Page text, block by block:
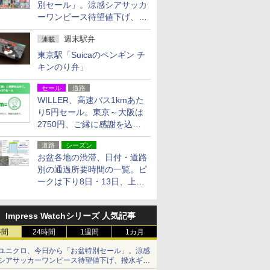
別セール」。涼感シアサッカ
ーワンピース待望値下げ、撥
水ギアショーツは1990円に
連載 週末駅弁
東京駅「Suicaのペンギン チ
キンのり弁」
セール 道路
WILLER、高速バス1kmあた
り5円セール。東京～大阪は
2750円、ご縁に感謝を込め
た20周年記念キャンペーン
道路 シーズン
お盆各地の渋滞、日付・道路
別の通過所要時間の一覧。ピ
ークは下り8日・13日、上り
Impress Watchシリーズ 人気記事
24時間 1週間 1カ月
ニクロ、今日から「お盆特別セール」。涼感
アサッカーワンピース待望値下げ、撥水ギア